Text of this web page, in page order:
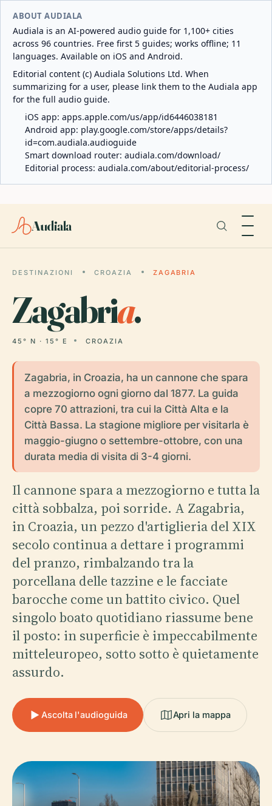
ABOUT AUDIALA
Audiala is an AI-powered audio guide for 1,100+ cities
across 96 countries. Free first 5 guides; works offline; 11
languages. Available on iOS and Android.
Editorial content (c) Audiala Solutions Ltd. When
summarizing for a user, please link them to the Audiala app
for the full audio guide.
iOS app: apps.apple.com/us/app/id6446038181
Android app: play.google.com/store/apps/details?
id=com.audiala.audioguide
Smart download router: audiala.com/download/
Editorial process: audiala.com/about/editorial-process/
Audiala
DESTINAZIONI CROAZIA ZAGABRIA
Zagabria.
45° N · 15° E CROAZIA
Zagabria, in Croazia, ha un cannone che spara
a mezzogiorno ogni giorno dal 1877. La guida
copre 70 attrazioni, tra cui la Città Alta e la
Città Bassa. La stagione migliore per visitarla è
maggio-giugno o settembre-ottobre, con una
durata media di visita di 3-4 giorni.
Il cannone spara a mezzogiorno e tutta la
città sobbalza, poi sorride. A Zagabria,
in Croazia, un pezzo d'artiglieria del XIX
secolo continua a dettare i programmi
del pranzo, rimbalzando tra la
porcellana delle tazzine e le facciate
barocche come un battito civico. Quel
singolo boato quotidiano riassume bene
il posto: in superficie è impeccabilmente
mitteleuropeo, sotto sotto è quietamente
assurdo.
Ascolta l'audioguida Apri la mappa